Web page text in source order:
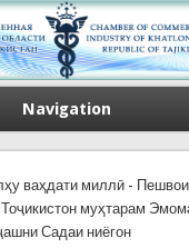
Navigation
ваҳдати миллӣ -
муҳтарам
Садаи ниёгон